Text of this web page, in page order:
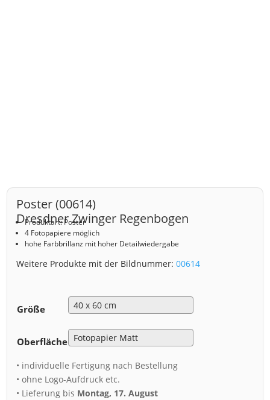
Poster (00614)
Dresdner Zwinger Regenbogen
Produktart: Poster
4 Fotopapiere möglich
hohe Farbbrillanz mit hoher Detailwiedergabe
Weitere Produkte mit der Bildnummer:00614
Größe
Oberfläche
• individuelle Fertigung nach Bestellung
• ohne Logo-Aufdruck etc.
• Lieferung bis Montag, 17. August